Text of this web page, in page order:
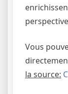
Vous
la source: